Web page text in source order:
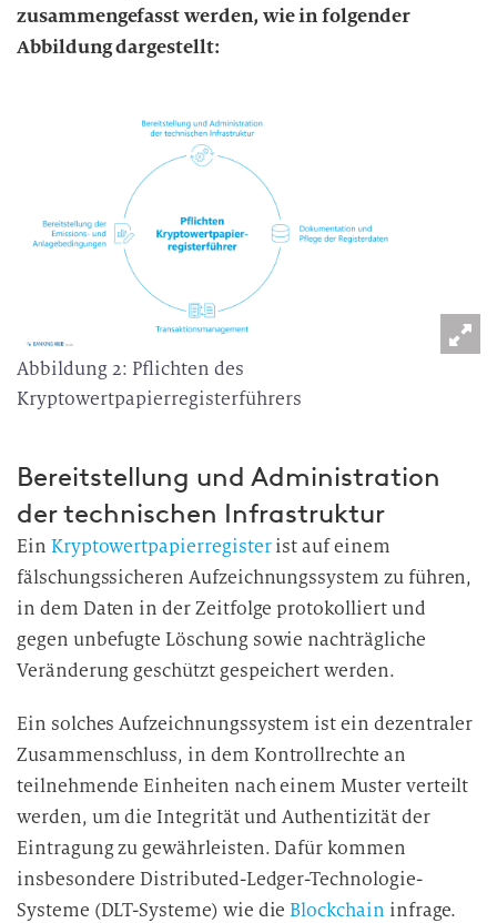
D
a
a
i
t
u
zusammengefasst werden, wie in folgender
Abbildung dargestellt:
Abbildung 2: Pflichten des
Kryptowertpapierregisterführers
Bereitstellung und Administration
der technischen Infrastruktur
Ein Kryptowertpapierregisterist auf einem
fälschungssicheren Aufzeichnungssystem zu führen,
in dem Daten in der Zeitfolge protokolliert und
gegen unbefugte Löschung sowie nachträgliche
Veränderung geschützt gespeichert werden.
Ein solches Aufzeichnungssystem ist ein dezentraler
Zusammenschluss, in dem Kontrollrechte an
teilnehmende Einheiten nach einem Muster verteilt
werden, um die Integrität und Authentizität der
Eintragung zu gewährleisten. Dafür kommen
insbesondere Distributed-Ledger-Technologie-
Systeme (DLT-Systeme) wie dieBlockchain infrage.